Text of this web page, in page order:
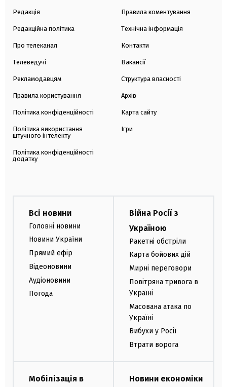
Редакція
Редакційна політика
Про телеканал
Телеведучі
Рекламодавцям
Правила користування
Політика конфіденційності
Політика використання
штучного інтелекту
Політика конфіденційності
додатку
Правила коментування
Технічна інформація
Контакти
Вакансії
Структура власності
Архів
Карта сайту
Ігри
Всі новини
Головні новини
Новини України
Прямий ефір
Відеоновини
Аудіоновини
Погода
Війна Росії з
Україною
Ракетні обстріли
Карта бойових дій
Мирні переговори
Повітряна тривога в
Україні
Масована атака по
Україні
Вибухи у Росії
Втрати ворога
Мобілізація в
Новини економіки